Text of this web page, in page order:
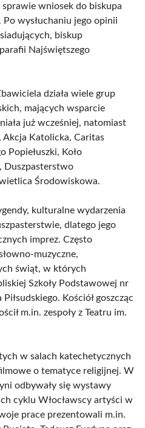
sprawie wniosek do biskupa
wysłuchaniu jego opinii
biskup
Najświętszego
działa wiele grup
mających wsparcie
już wcześniej, natomiast
Katolicka, Caritas
Popiełuszki, Koło
Duszpasterstwo
Środowiskowa.
kulturalne wydarzenia
dlatego jego
imprez. Często
muzyczne,
świąt, w których
Szkoły Podstawowej nr
Kościół goszcząc
m.in. zespoły z Teatru im.
w salach katechetycznych
o tematyce religijnej. W
odbywały się wystawy
cyklu Włocławscy artyści w
prace prezentowali m.in.